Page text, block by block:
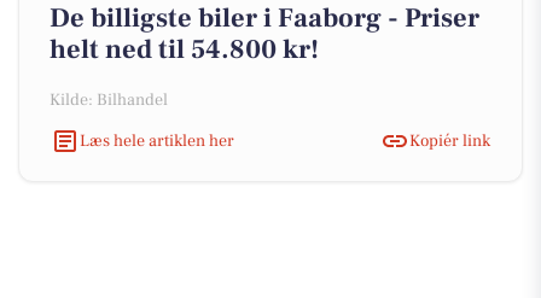
De billigste biler i Faaborg - Priser
helt ned til 54.800 kr!
Kilde: Bilhandel
Læs hele artiklen her
Kopiér link